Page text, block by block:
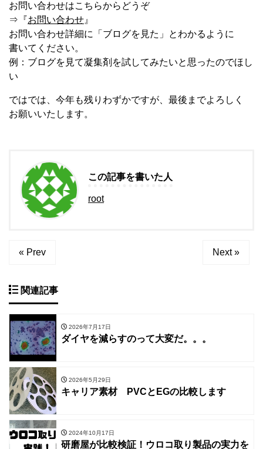
お問い合わせはこちらからどうぞ
⇒『 お問い合わせ』
お問い合わせ詳細に「ブログを見た」とわかるように
書いてください。
例：ブログを見て凝集剤を試してみたいと思ったのでほし
い
ではでは、今年も残りわずかですが、最後までよろしく
お願いいたします。
この記事を書いた人
root
« Prev Next »
関連記事
2026年7月17日
ダイヤを減らすのって大変だ。。。
2026年5月29日
キャリア素材 PVCとEGの比較します
2024年10月17日
研磨屋が比較検証！ウロコ取り製品の実力を